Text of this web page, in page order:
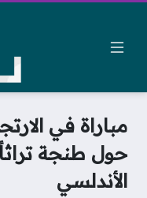
مباراة في
حول طنجة
الأندلسي